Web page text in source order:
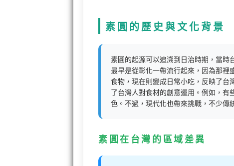
素圓的歷史與文化背景
素圓的起源可以追溯到日治時期，當時
最早是從彰化一帶流行起來，因為那裡
食物，現在則變成日常小吃，反映了台
了台灣人對食材的創意運用。例如，有
色。不過，現代化也帶來挑戰，不少傳
素圓在台灣的區域差異